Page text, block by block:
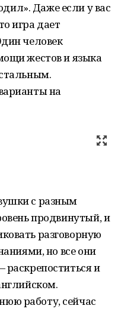
Даже если у вас
игра дает
человек
жестов и языка
на
с разным
продвинутый, и
разговорную
но все они
раскрепоститься и
работу, сейчас